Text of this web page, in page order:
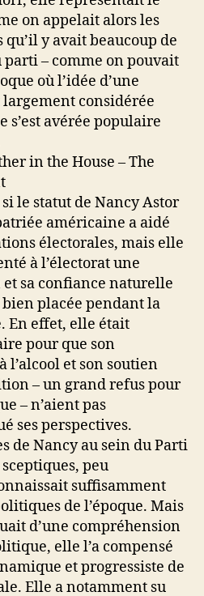
on appelait alors les
y avait beaucoup de
parti – comme on pouvait
où l’idée d’une
considérée
s’est avérée populaire
le statut de Nancy Astor
américaine a aidé
électorales, mais elle
à l’électorat une
sa confiance naturelle
bien placée pendant la
En effet, elle était
pour que son
l’alcool et son soutien
– un grand refus pour
– n’aient pas
ses perspectives.
de Nancy au sein du Parti
peu
suffisamment
de l’époque. Mais
d’une compréhension
elle l’a compensé
et progressiste de
Elle a notamment su